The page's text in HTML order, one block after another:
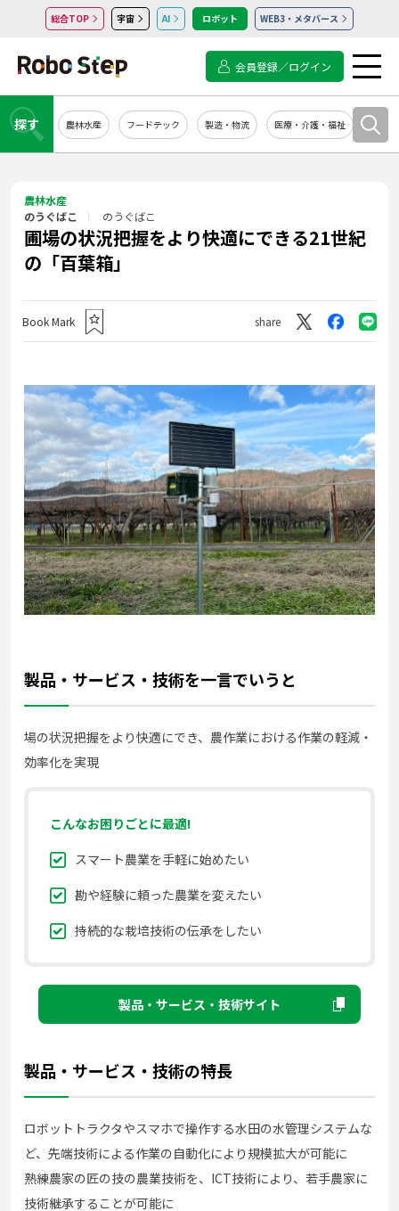
総合TOP 宇宙 AI ロボット WEB3・メタバース
会員登録／ログイン
探す 農林水産 フードテック 製造・物流 医療・介護・福祉 シス
農林水産
のうぐばこ
のうぐばこ
圃場の状況把握をより快適にできる21世紀
の「百葉箱」
Book Mark share
製品・サービス・技術を一言でいうと
場の状況把握をより快適にでき、農作業における作業の軽減・
効率化を実現
こんなお困りごとに最適!
スマート農業を手軽に始めたい
勘や経験に頼った農業を変えたい
持続的な栽培技術の伝承をしたい
製品・サービス・技術サイト
製品・サービス・技術の特長
ロボットトラクタやスマホで操作する水田の水管理システムな
ど、先端技術による作業の自動化により規模拡大が可能に
熟練農家の匠の技の農業技術を、ICT技術により、若手農家に
技術継承することが可能に